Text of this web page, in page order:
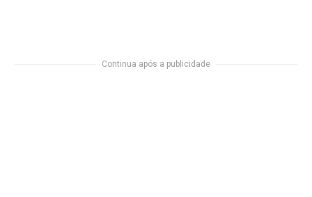
Continua após a publicidade